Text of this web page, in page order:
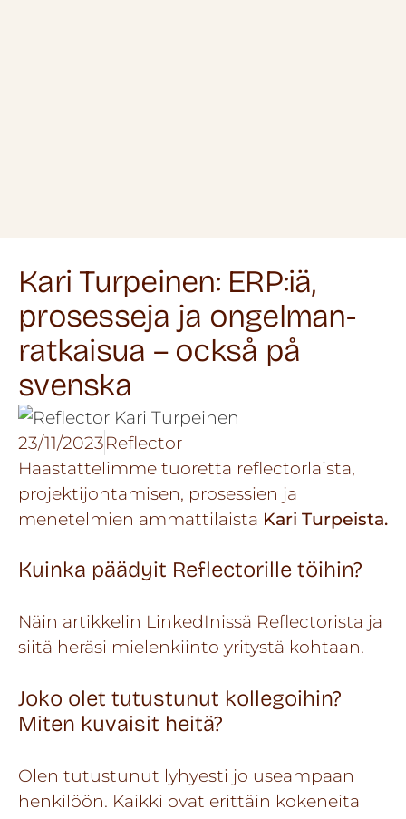
Kari Turpeinen: ERP:iä,
prosesseja ja ongelman­
ratkaisua – också på
svenska
23/11/2023Reflector
Haastattelimme tuoretta reflectorlaista,
projektijohtamisen, prosessien ja
menetelmien ammattilaista Kari Turpeista.
Kuinka päädyit Reflectorille töihin?
Näin artikkelin LinkedInissä Reflectorista ja
siitä heräsi mielenkiinto yritystä kohtaan.
Joko olet tutustunut kollegoihin?
Miten kuvaisit heitä?
Olen tutustunut lyhyesti jo useampaan
henkilöön. Kaikki ovat erittäin kokeneita